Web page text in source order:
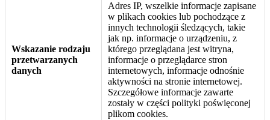
Wskazanie rodzaju
przetwarzanych
danych
Adres IP, wszelkie informacje zapisane
w plikach cookies lub pochodzące z
innych technologii śledzących, takie
jak np. informacje o urządzeniu, z
którego przeglądana jest witryna,
informacje o przeglądarce stron
internetowych, informacje odnośnie
aktywności na stronie internetowej.
Szczegółowe informacje zawarte
zostały w części polityki poświęconej
plikom cookies.